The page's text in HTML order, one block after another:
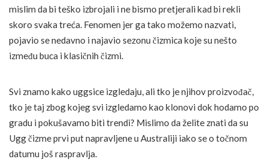
mislim da bi teško izbrojali i ne bismo pretjerali kad bi rekli
skoro svaka treća. Fenomen jer ga tako možemo nazvati,
pojavio se nedavno i najavio sezonu čizmica koje su nešto
između buca i klasičnih čizmi.
Svi znamo kako uggsice izgledaju, ali tko je njihov proizvođač,
tko je taj zbog kojeg svi izgledamo kao klonovi dok hodamo po
gradu i pokušavamo biti trendi? Mislimo da želite znati da su
Ugg čizme prvi put napravljene u Australiji iako se o točnom
datumu još raspravlja.